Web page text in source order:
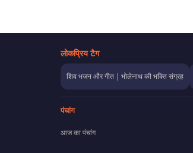
लोकप्रिय टैग
शिव भजन और गीत | भोलेनाथ की भक्ति संग्रह
पंचांग
आज का पंचांग